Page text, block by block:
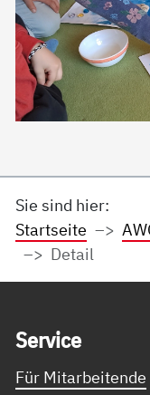
Sie sind hier:
Startseite
Detail
Ser­vice
Für Mitarbeitende